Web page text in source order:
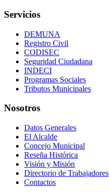
Servicios
DEMUNA
Registro Civil
CODISEC
Seguridad Ciudadana
INDECI
Programas Sociales
Tributos Municipales
Nosotros
Datos Generales
El Alcalde
Concejo Municipal
Reseña Histórica
Visión y Misión
Directorio de Trabajadores
Contactos